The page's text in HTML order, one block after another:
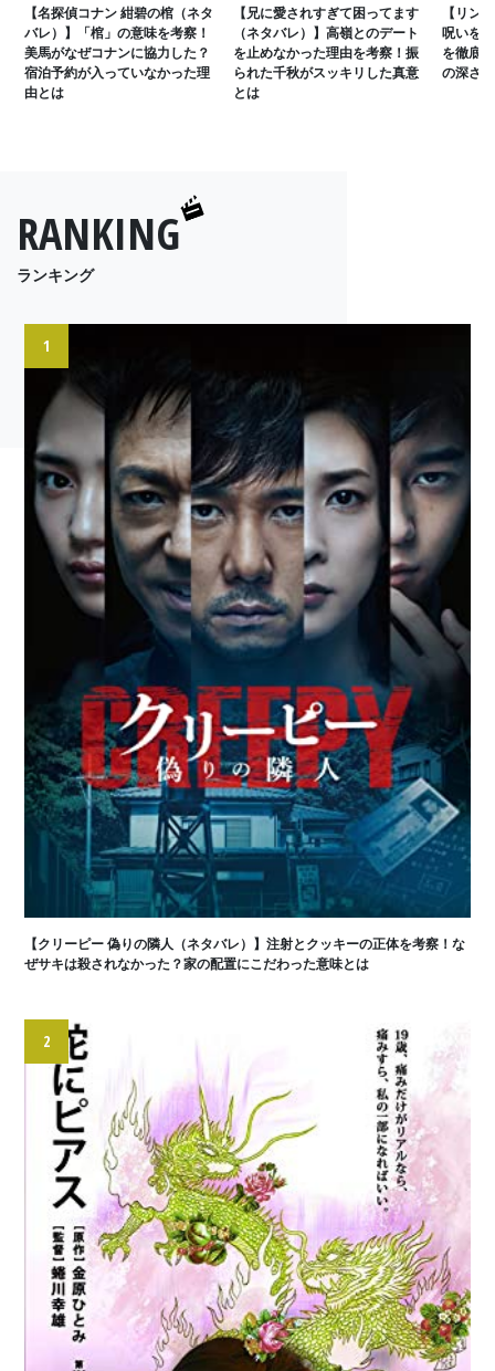
【名探偵コナン 紺碧の棺（ネタ
バレ）】「棺」の意味を考察！
美馬がなぜコナンに協力した？
宿泊予約が入っていなかった理
由とは
【兄に愛されすぎて困ってます
（ネタバレ）】高嶺とのデート
を止めなかった理由を考察！振
られた千秋がスッキリした真意
とは
【リン
呪いを
を徹底
の深さ
RANKING
ランキング
1
【クリーピー 偽りの隣人（ネタバレ）】注射とクッキーの正体を考察！な
ぜサキは殺されなかった？家の配置にこだわった意味とは
2